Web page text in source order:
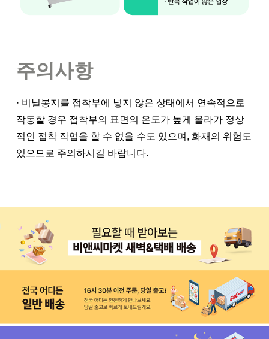
주의사항
· 비닐봉지를 접착부에 넣지 않은 상태에서 연속적으로
작동할 경우 접착부의 표면의 온도가 높게 올라가 정상
적인 접착 작업을 할 수 없을 수도 있으며, 화재의 위험도
있으므로 주의하시길 바랍니다.